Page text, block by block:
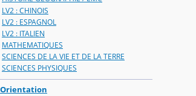
LV2 : CHINOIS
LV2 : ESPAGNOL
LV2 : ITALIEN
MATHEMATIQUES
SCIENCES DE LA VIE ET DE LA TERRE
SCIENCES PHYSIQUES
Orientation